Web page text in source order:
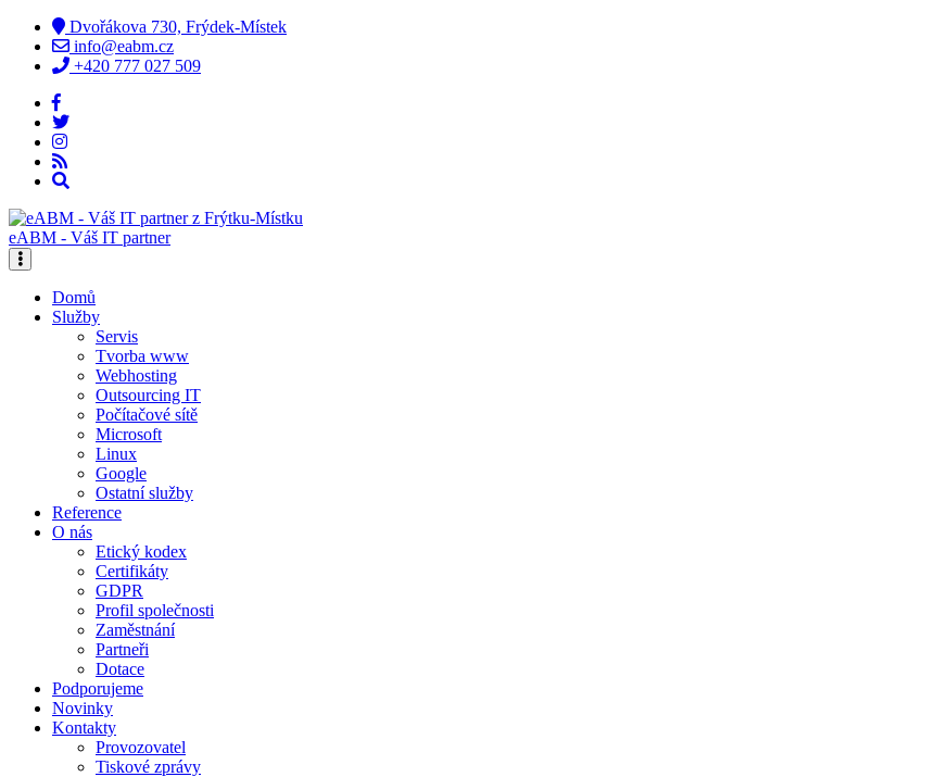
Dvořákova 730, Frýdek-Místek
info@eabm.cz
+420 777 027 509
eABM - Váš IT partner
Domů
Služby
Servis
Tvorba www
Webhosting
Outsourcing IT
Počítačové sítě
Microsoft
Linux
Google
Ostatní služby
Reference
O nás
Etický kodex
Certifikáty
GDPR
Profil společnosti
Zaměstnání
Partneři
Dotace
Podporujeme
Novinky
Kontakty
Provozovatel
Tiskové zprávy